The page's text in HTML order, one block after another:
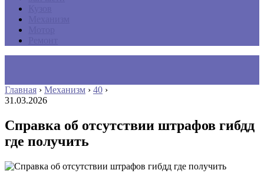
Главная › Механизм › 40 ›
31.03.2026
Справка об отсутствии штрафов гибдд
где получить